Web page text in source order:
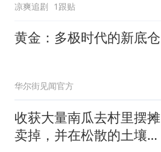
凉爽追剧 1跟贴
黄金：多极时代的新底仓
华尔街见闻官方
收获大量南瓜去村里摆摊
卖掉，并在松散的土壤中